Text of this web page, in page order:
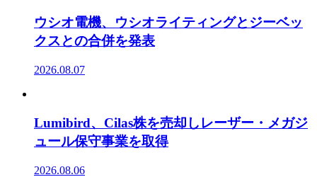
ウシオ電機、ウシオライティングとジーベッ
クスとの合併を発表
2026.08.07
Lumibird、Cilas株を売却しレーザー・メガジ
ュール保守事業を取得
2026.08.06